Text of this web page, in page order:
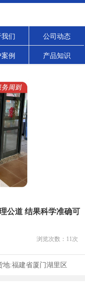
我们 公司动态
例 产品知识
公道 结果科学准确可
浏览次数： 11次
地:福建省厦门湖里区